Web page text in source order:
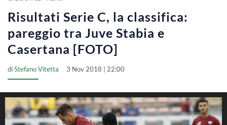
Risultati Serie C, la classifica:
pareggio tra Juve Stabia e
Casertana [FOTO]
diStefano Vitetta 3 Nov 2018 | 22:00